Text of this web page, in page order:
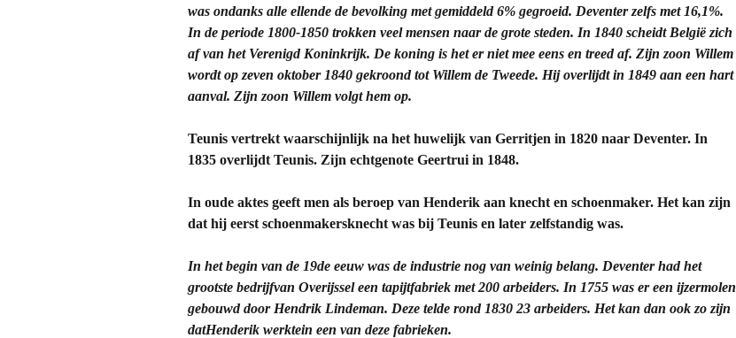
was ondanks alle ellende de bevolking met gemiddeld 6% gegroeid. Deventer zelfs met 16,1%.
In de periode 1800-1850 trokken veel mensen naar de grote steden. In 1840 scheidt België zich
af van het Verenigd Koninkrijk. De koning is het er niet mee eens en treed af. Zijn zoon Willem
wordt op zeven oktober 1840 gekroond tot Willem de Tweede. Hij overlijdt in 1849 aan een hart
aanval. Zijn zoon Willem volgt hem op.
Teunis vertrekt waarschijnlijk na het huwelijk van Gerritjen in 1820 naar Deventer. In
1835 overlijdt Teunis. Zijn echtgenote Geertrui in 1848.
In oude aktes geeft men als beroep van Henderik aan knecht en schoenmaker. Het kan zijn
dat hij eerst schoenmakersknecht was bij Teunis en later zelfstandig was.
In het begin van de 19de eeuw was de industrie nog van weinig belang. Deventer had het
grootste bedrijfvan Overijssel een tapijtfabriek met 200 arbeiders. In 1755 was er een ijzermolen
gebouwd door Hendrik Lindeman. Deze telde rond 1830 23 arbeiders. Het kan dan ook zo zijn
datHenderik werktein een van deze fabrieken.